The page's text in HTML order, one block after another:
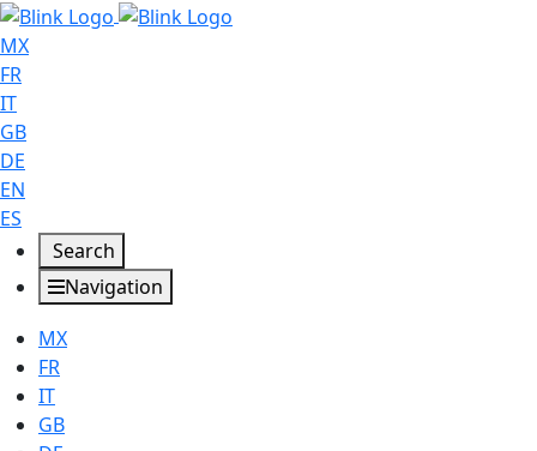
MX
FR
IT
GB
DE
EN
ES
Search
Navigation
MX
FR
IT
GB